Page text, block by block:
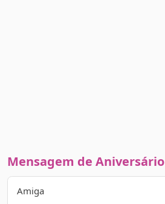
Mensagem de Aniversário
Amiga